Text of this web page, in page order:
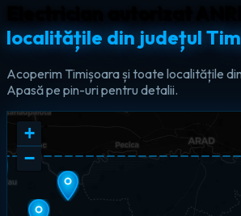
localitățile din județul
Acoperim Timișoara și toate localitățile
Apasă pe pin-uri pentru detalii.
+
−